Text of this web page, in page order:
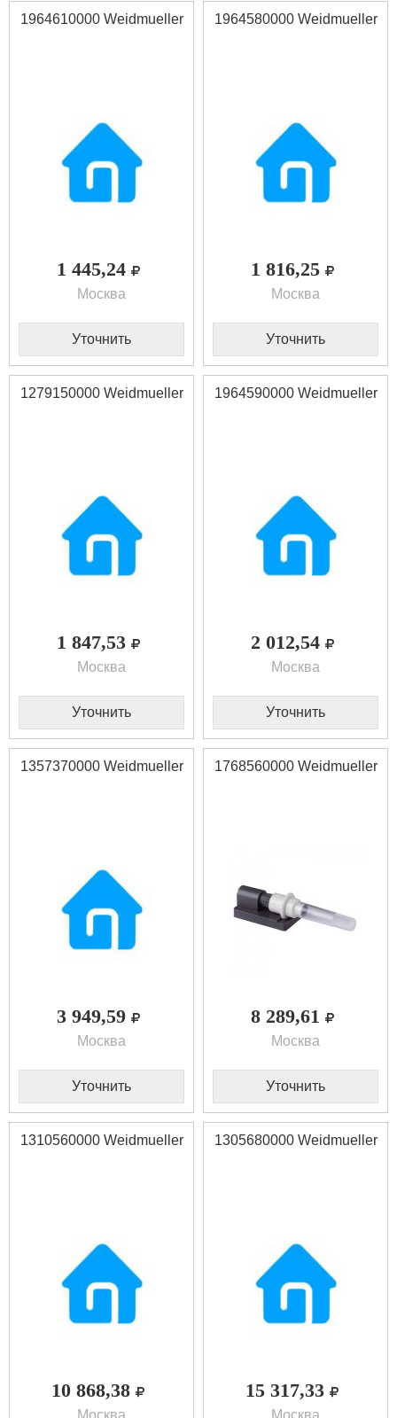
1964610000 Weidmueller
1 445,24
Москва
Уточнить
1964580000 Weidmueller
1 816,25
Москва
Уточнить
1279150000 Weidmueller
1 847,53
Москва
Уточнить
1964590000 Weidmueller
2 012,54
Москва
Уточнить
1357370000 Weidmueller
3 949,59
Москва
Уточнить
1768560000 Weidmueller
8 289,61
Москва
Уточнить
1310560000 Weidmueller
10 868,38
Москва
1305680000 Weidmueller
15 317,33
Москва